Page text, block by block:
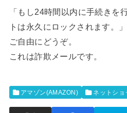
「もし24時間以内に手続きを
トは永久にロックされます。」
ご自由にどうぞ。
これは詐欺メールです。
アマゾン(AMAZON) ネットショ